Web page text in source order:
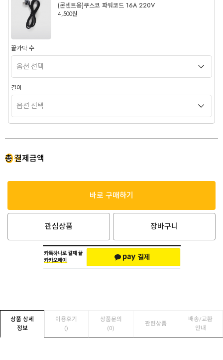
(콘센트용)쿠스코 파워코드 16A 220V
4,500원
끝가닥 수
길이
총 결제금액
0원
바로 구매하기
관심상품 장바구니
상품 상세
정보
이용후기
()
상품문의
(0)
관련상품
배송/교환
안내